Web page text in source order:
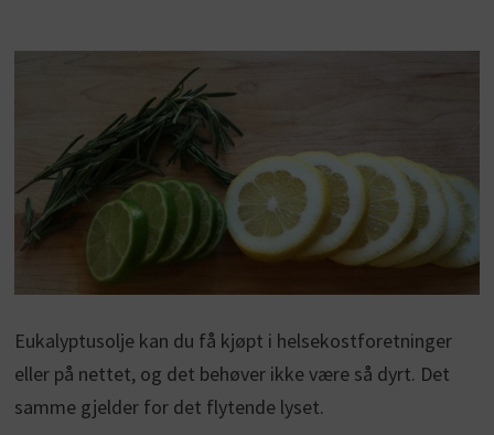
Eukalyptusolje kan du få kjøpt i helsekostforetninger
eller på nettet, og det behøver ikke være så dyrt. Det
samme gjelder for det flytende lyset.